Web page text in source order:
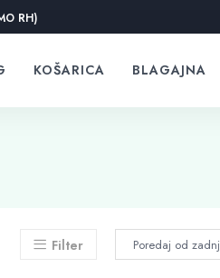
RH)
KOŠARICA BLAGAJNA
Filter